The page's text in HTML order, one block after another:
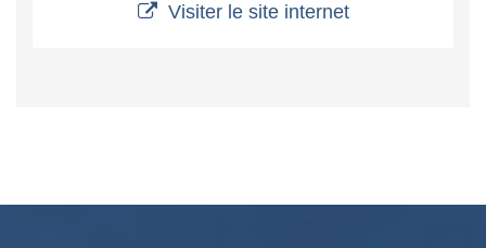
Visiter le site internet